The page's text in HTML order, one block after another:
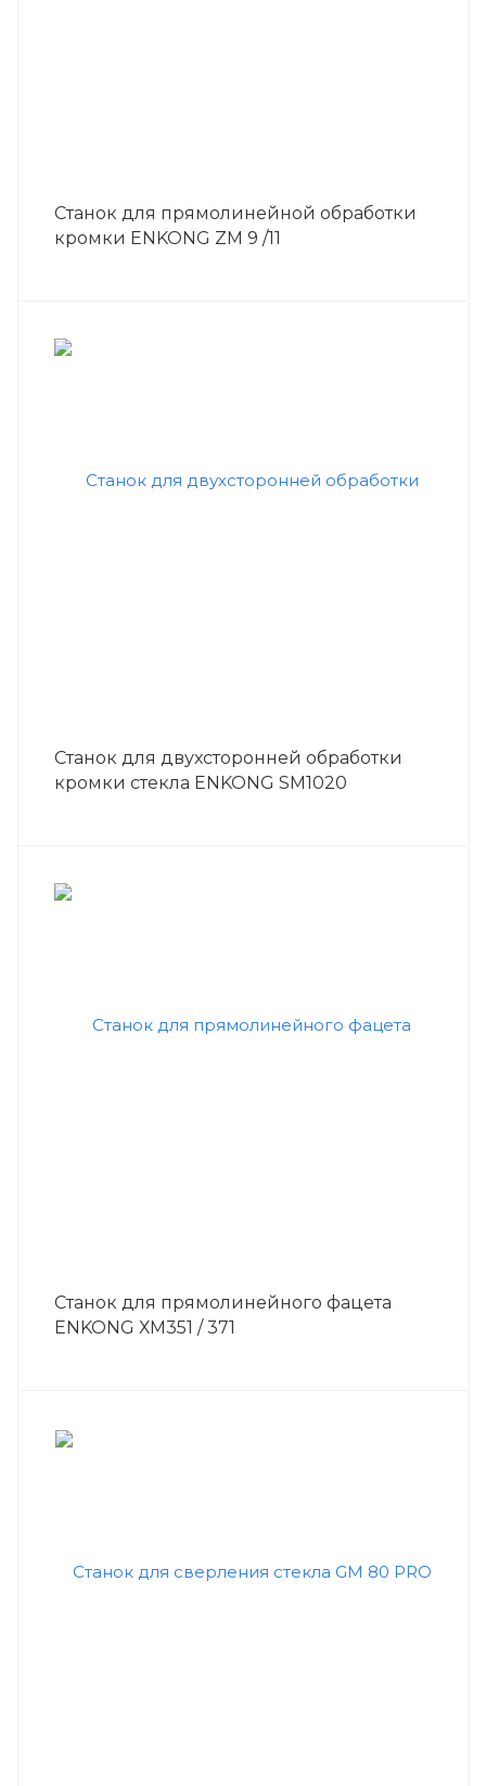
Станок для прямолинейной обработки
кромки ENKONG ZM 9 /11
Станок для двухсторонней обработки
кромки стекла ENKONG SM1020
Станок для прямолинейного фацета
ENKONG ХM351 / 371